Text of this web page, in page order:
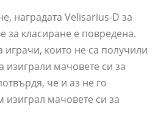
наградата Velisarius-D за
класиране е повредена.
играчи, които не са получили
изиграли мачовете си за
че и аз не го
изиграл мачовете си за